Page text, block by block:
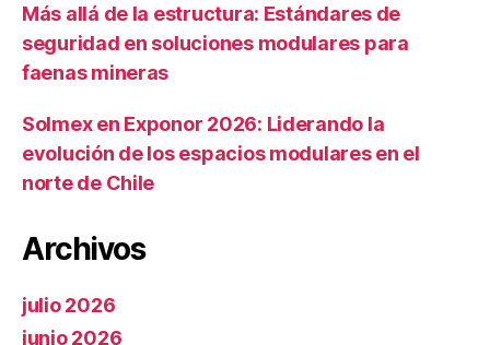
Más allá de la estructura: Estándares de
seguridad en soluciones modulares para
faenas mineras
Solmex en Exponor 2026: Liderando la
evolución de los espacios modulares en el
norte de Chile
Archivos
julio 2026
junio 2026